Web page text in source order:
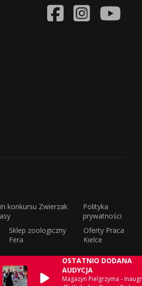
OSTATNIO DODANA
AUDYCJA
Magazyn Pielgrzyma -
konkursu Zwierzak
Polityka
prywatności
Sklep zoologiczny
Fera
Oferty Praca
Kielce